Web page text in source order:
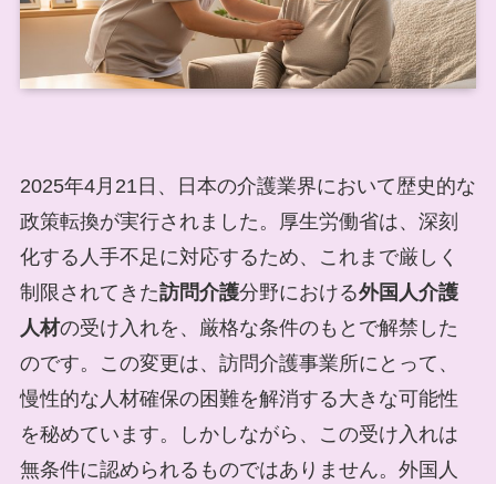
2025年4月21日、日本の介護業界において歴史的な
政策転換が実行されました。厚生労働省は、深刻
化する人手不足に対応するため、これまで厳しく
制限されてきた訪問介護分野における外国人介護
人材の受け入れを、厳格な条件のもとで解禁した
のです。この変更は、訪問介護事業所にとって、
慢性的な人材確保の困難を解消する大きな可能性
を秘めています。しかしながら、この受け入れは
無条件に認められるものではありません。外国人